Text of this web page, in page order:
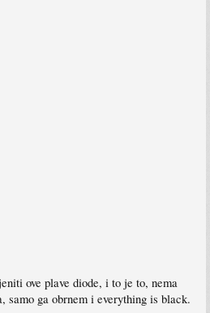
ove plave diode, i to je to, nema
samo ga obrnem i everything is black.